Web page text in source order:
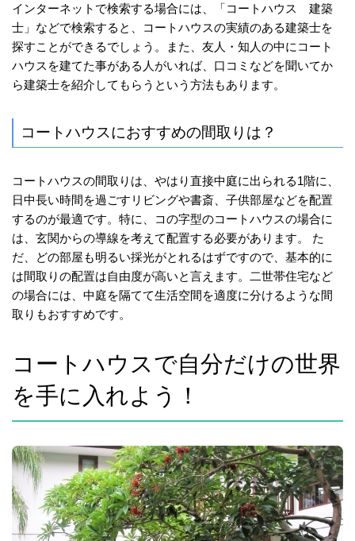
インターネットで検索する場合には、「コートハウス 建築
士」などで検索すると、コートハウスの実績のある建築士を
探すことができるでしょう。また、友人・知人の中にコート
ハウスを建てた事がある人がいれば、口コミなどを聞いてか
ら建築士を紹介してもらうという方法もあります。
コートハウスにおすすめの間取りは？
コートハウスの間取りは、やはり直接中庭に出られる1階に、
日中長い時間を過ごすリビングや書斎、子供部屋などを配置
するのが最適です。特に、コの字型のコートハウスの場合に
は、玄関からの導線を考えて配置する必要があります。 た
だ、どの部屋も明るい採光がとれるはずですので、基本的に
は間取りの配置は自由度が高いと言えます。二世帯住宅など
の場合には、中庭を隔てて生活空間を適度に分けるような間
取りもおすすめです。
コートハウスで自分だけの世界
を手に入れよう！